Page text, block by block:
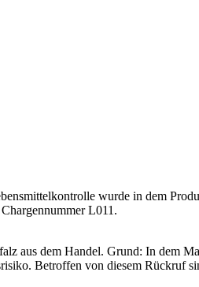
wurde in dem
L011.
aus dem Handel. Grund: In dem
Betroffen von diesem Rückruf